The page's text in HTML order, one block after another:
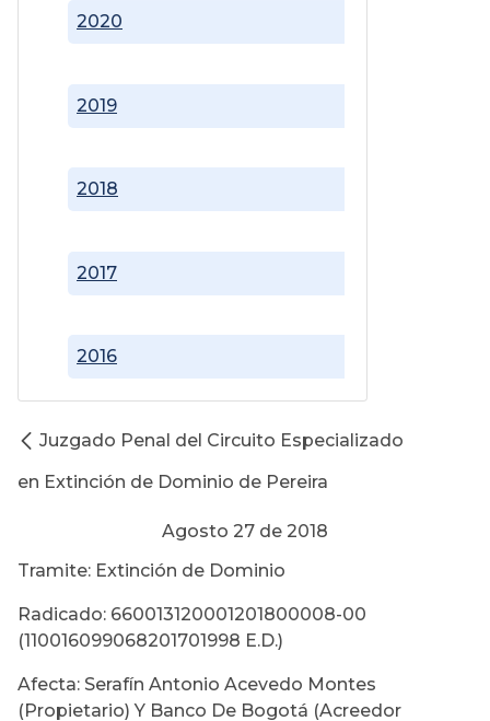
2016
2017
2018
2019
2020
Juzgado Penal del Circuito Especializado
en Extinción de Dominio de Pereira
Agosto 27 de 2018
Tramite: Extinción de Dominio
Radicado: 660013120001201800008-00
(110016099068201701998 E.D.)
Afecta: Serafín Antonio Acevedo Montes
(Propietario) Y Banco De Bogotá (Acreedor